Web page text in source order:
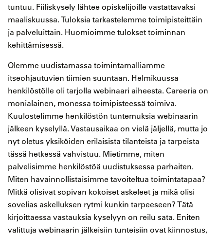
tuntuu. Fiiliskysely lähtee opiskelijoille vastattavaksi
maaliskuussa. Tuloksia tarkastelemme toimipisteittäin
ja palveluittain. Huomioimme tulokset toiminnan
kehittämisessä.
Olemme uudistamassa toimintamalliamme
itseohjautuvien tiimien suuntaan. Helmikuussa
henkilöstölle oli tarjolla webinaari aiheesta. Careeria on
monialainen, monessa toimipisteessä toimiva.
Kuulostelimme henkilöstön tuntemuksia webinaarin
jälkeen kyselyllä. Vastausaikaa on vielä jäljellä, mutta jo
nyt oletus yksiköiden erilaisista tilanteista ja tarpeista
tässä hetkessä vahvistuu. Mietimme, miten
palvelisimme henkilöstöä uudistuksessa parhaiten.
Miten havainnollistaisimme tavoiteltua toimintatapaa?
Mitkä olisivat sopivan kokoiset askeleet ja mikä olisi
sovelias askelluksen rytmi kunkin tarpeeseen? Tätä
kirjoittaessa vastauksia kyselyyn on reilu sata. Eniten
valittuja webinaarin jälkeisiin tunteisiin ovat kiinnostus,